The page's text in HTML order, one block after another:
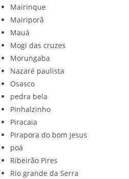
Mairinque
Mairiporã
Mauá
Mogi das cruzes
Morungaba
Nazaré paulista
Osasco
pedra bela
Pinhalzinho
Piracaia
Pirapora do bom jesus
poá
Ribeirão Pires
Rio grande da Serra